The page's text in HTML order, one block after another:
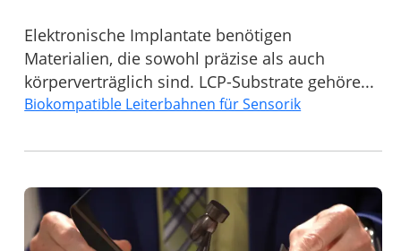
Elektronische Implantate benötigen
Materialien, die sowohl präzise als auch
körperverträglich sind. LCP-Substrate gehöre...
Biokompatible Leiterbahnen für Sensorik